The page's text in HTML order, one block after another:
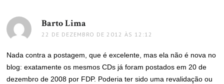
Barto Lima
22 DE DEZEMBRO DE 2012 ÀS 12:12
Nada contra a postagem, que é excelente, mas ela não é nova no
blog: exatamente os mesmos CDs já foram postados em 20 de
dezembro de 2008 por FDP. Poderia ter sido uma revalidação ou